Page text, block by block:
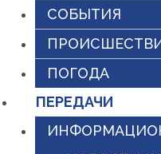
СОБЫТИЯ
ПОГОДА
ПЕРЕДАЧИ